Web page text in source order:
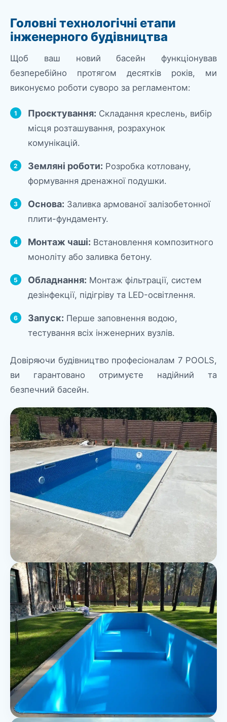
Головні технологічні етапи
інженерного будівництва
Щоб ваш новий басейн функціонував
безперебійно протягом десятків років, ми
виконуємо роботи суворо за регламентом:
Проєктування: Складання креслень, вибір
місця розташування, розрахунок
комунікацій.
Земляні роботи: Розробка котловану,
формування дренажної подушки.
Основа: Заливка армованої залізобетонної
плити-фундаменту.
Монтаж чаші: Встановлення композитного
моноліту або заливка бетону.
Обладнання: Монтаж фільтрації, систем
дезінфекції, підігріву та LED-освітлення.
Запуск: Перше заповнення водою,
тестування всіх інженерних вузлів.
Довіряючи будівництво професіоналам 7 POOLS,
ви гарантовано отримуєте надійний та
безпечний басейн.